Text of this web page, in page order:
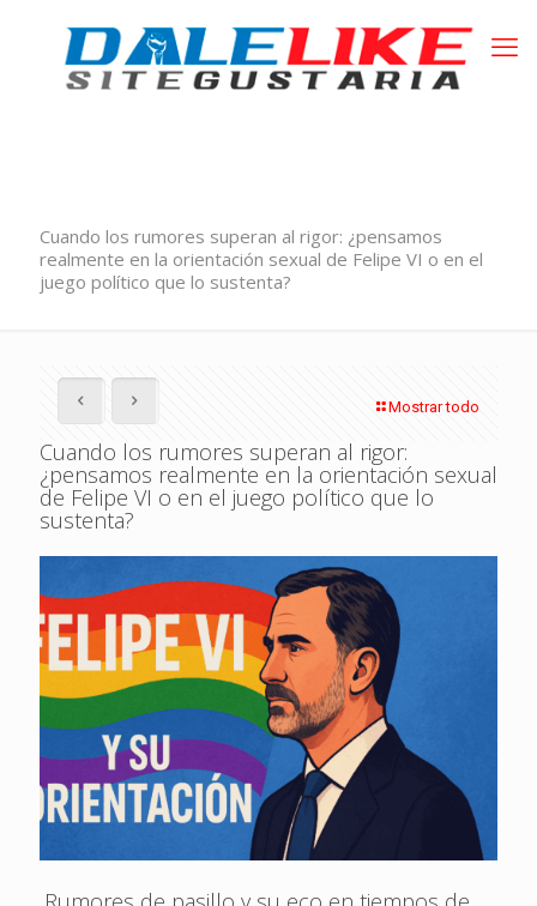
Cuando los rumores superan al rigor: ¿pensamos
realmente en la orientación sexual de Felipe VI o en el
juego político que lo sustenta?
Mostrar todo
Cuando los rumores superan al rigor:
¿pensamos realmente en la orientación sexual
de Felipe VI o en el juego político que lo
sustenta?